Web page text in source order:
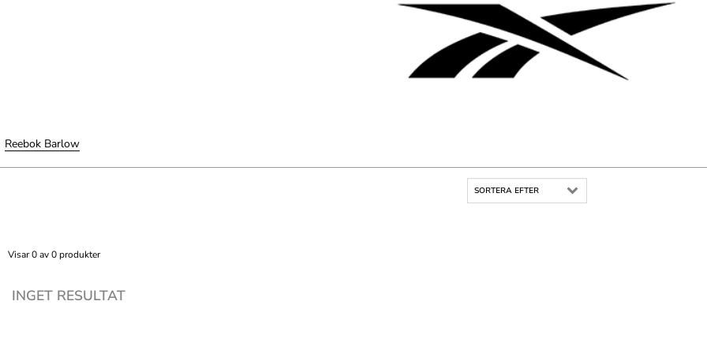
Reebok Barlow
SORTERA EFTER
Visar 0 av 0 produkter
INGET RESULTAT